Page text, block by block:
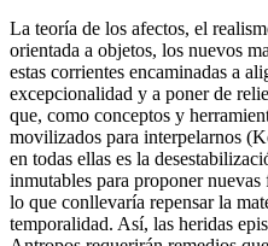
La teoría de los afectos, el
orientada a objetos, los nuevos
estas corrientes encaminadas a
excepcionalidad y a poner de
que, como conceptos y
movilizados para interpelarnos
en todas ellas es la
inmutables para proponer
lo que conllevaría repensar la
temporalidad. Así, las heridas